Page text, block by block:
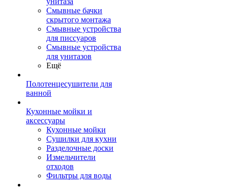
Смывные бачки
скрытого монтажа
Смывные устройства
для писсуаров
Смывные устройства
для унитазов
Ещё
Полотенцесушители для
ванной
Кухонные мойки и
аксессуары
Кухонные мойки
Сушилки для кухни
Разделочные доски
Измельчители
отходов
Фильтры для воды